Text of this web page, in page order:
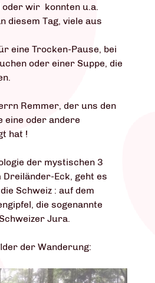
wir konnten u.a.
diesem Tag, viele aus
eine Trocken-Pause, bei
oder einer Suppe, die
Remmer, der uns den
eine oder andere
hat !
der mystischen 3
Dreiländer-Eck, geht es
Schweiz : auf dem
die sogenannte
Jura.
der Wanderung: